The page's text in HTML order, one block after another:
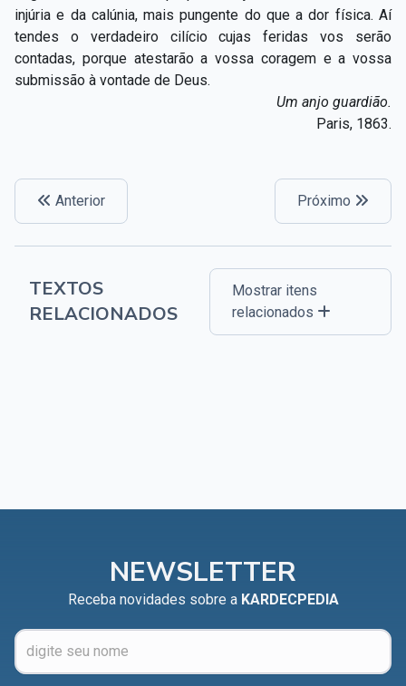
injúria e da calúnia, mais pungente do que a dor física. Aí
tendes o verdadeiro cilício cujas feridas vos serão
contadas, porque atestarão a vossa coragem e a vossa
submissão à vontade de Deus.
Um anjo guardião.
Paris, 1863.
Anterior Próximo
TEXTOS
RELACIONADOS
Mostrar itens
relacionados
NEWSLETTER
Receba novidades sobre a KARDECPEDIA